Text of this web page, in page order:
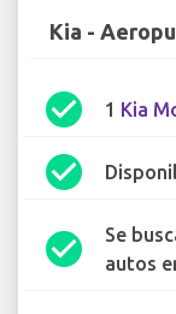
Kia -
check_circle 1 Kia
check_circle
check_circle
Se
autos